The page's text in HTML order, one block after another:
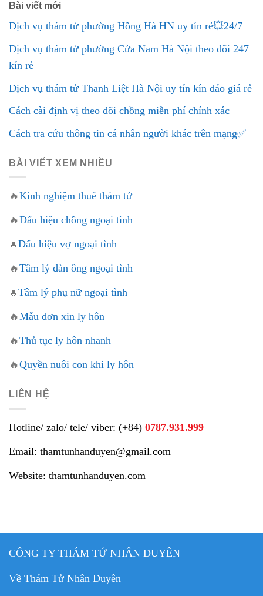
Bài viết mới
Dịch vụ thám tử phường Hồng Hà HN uy tín rẻ💥24/7
Dịch vụ thám tử phường Cửa Nam Hà Nội theo dõi 247
kín rẻ
Dịch vụ thám tử Thanh Liệt Hà Nội uy tín kín đáo giá rẻ
Cách cài định vị theo dõi chồng miễn phí chính xác
Cách tra cứu thông tin cá nhân người khác trên mạng✅
BÀI VIẾT XEM NHIỀU
🔥Kinh nghiệm thuê thám tử
🔥Dấu hiệu chồng ngoại tình
🔥Dấu hiệu vợ ngoại tình
🔥Tâm lý đàn ông ngoại tình
🔥Tâm lý phụ nữ ngoại tình
🔥Mẫu đơn xin ly hôn
🔥Thủ tục ly hôn nhanh
🔥Quyền nuôi con khi ly hôn
LIÊN HỆ
Hotline/ zalo/ tele/ viber: (+84) 0787.931.999
Email: thamtunhanduyen@gmail.com
Website: thamtunhanduyen.com
CÔNG TY THÁM TỬ NHÂN DUYÊN
Về Thám Tử Nhân Duyên